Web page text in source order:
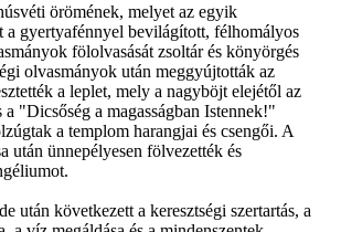
örömének, melyet az egyik
a gyertyafénnyel bevilágított, félhomályos
fölolvasását zsoltár és könyörgés
olvasmányok után meggyújtották az
a leplet, mely a nagyböjt elejétől az
a "Dicsőség a magasságban Istennek!"
a templom harangjai és csengői. A
után ünnepélyesen fölvezették és
után következett a keresztségi szertartás, a